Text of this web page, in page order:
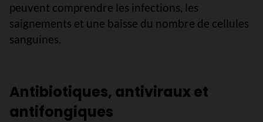
peuvent comprendre les infections, les
saignements et une baisse du nombre de cellules
sanguines.
Antibiotiques, antiviraux et
antifongiques